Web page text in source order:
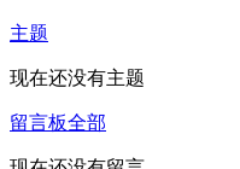
主题
现在还没有主题
留言板全部